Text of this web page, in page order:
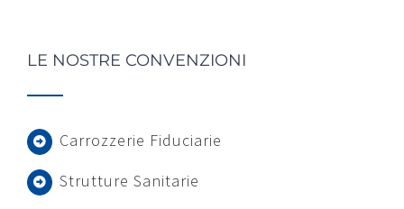
LE NOSTRE CONVENZIONI
Carrozzerie Fiduciarie
Strutture Sanitarie